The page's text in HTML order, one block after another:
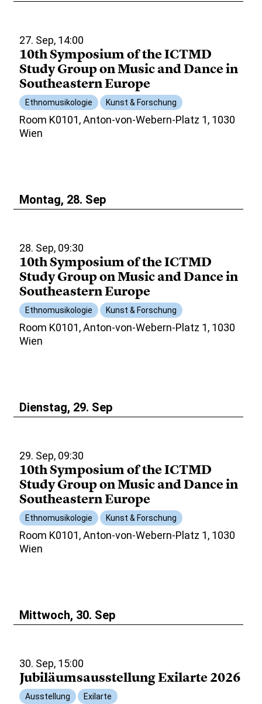
27. Sep, 14:00
10th Symposium of the ICTMD
Study Group on Music and Dance in
Southeastern Europe
Ethnomusikologie Kunst & Forschung
Room K0101, Anton-von-Webern-Platz 1, 1030
Wien
Montag, 28. Sep
28. Sep, 09:30
10th Symposium of the ICTMD
Study Group on Music and Dance in
Southeastern Europe
Ethnomusikologie Kunst & Forschung
Room K0101, Anton-von-Webern-Platz 1, 1030
Wien
Dienstag, 29. Sep
29. Sep, 09:30
10th Symposium of the ICTMD
Study Group on Music and Dance in
Southeastern Europe
Ethnomusikologie Kunst & Forschung
Room K0101, Anton-von-Webern-Platz 1, 1030
Wien
Mittwoch, 30. Sep
30. Sep, 15:00
Jubiläumsausstellung Exilarte 2026
Ausstellung Exilarte